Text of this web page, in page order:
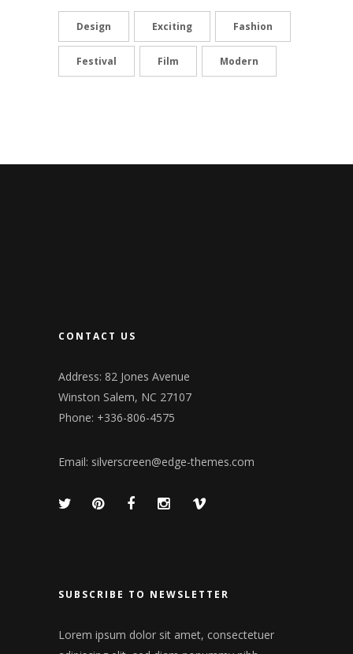
Design Exciting Fashion
Festival Film Modern
CONTACT US
Address: 82 Jones Avenue
Winston Salem, NC 27107
Phone: +336-806-4575
Email: silverscreen@edge-themes.com
SUBSCRIBE TO NEWSLETTER
Lorem ipsum dolor sit amet, consectetuer